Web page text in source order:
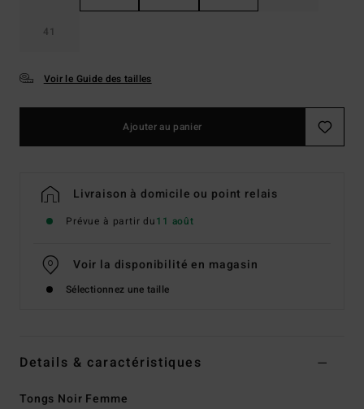
41
Voir le Guide des tailles
Ajouter au panier
Livraison à domicile ou point relais
Prévue à partir du11 août
Voir la disponibilité en magasin
Sélectionnez une taille
Details & caractéristiques
Tongs Noir Femme